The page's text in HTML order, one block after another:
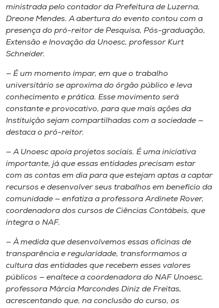
ministrada pelo contador da Prefeitura de Luzerna,
Dreone Mendes. A abertura do evento contou com a
presença do pró-reitor de Pesquisa, Pós-graduação,
Extensão e Inovação da Unoesc, professor Kurt
Schneider.
— É um momento ímpar, em que o trabalho
universitário se aproxima do órgão público e leva
conhecimento e prática. Esse movimento será
constante e provocativo, para que mais ações da
Instituição sejam compartilhadas com a sociedade —
destaca o pró-reitor.
— A Unoesc apoia projetos sociais. É uma iniciativa
importante, já que essas entidades precisam estar
com as contas em dia para que estejam aptas a captar
recursos e desenvolver seus trabalhos em benefício da
comunidade — enfatiza a professora Ardinete Rover,
coordenadora dos cursos de Ciências Contábeis, que
integra o NAF.
— À medida que desenvolvemos essas oficinas de
transparência e regularidade, transformamos a
cultura das entidades que recebem esses valores
públicos — enaltece a coordenadora do NAF Unoesc,
professora Márcia Marcondes Diniz de Freitas,
acrescentando que, na conclusão do curso, os